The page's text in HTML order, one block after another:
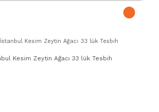
İstanbul Kesim Zeytin Ağacı 33 lük Tesbih